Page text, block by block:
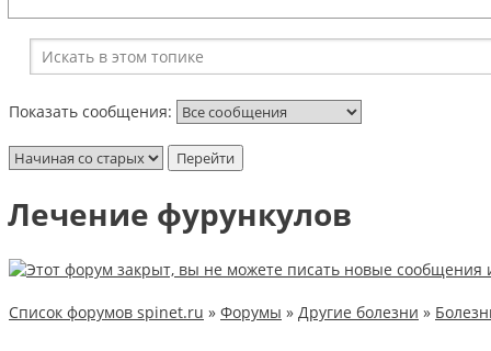
Показать сообщения:
Лечение фурункулов
Список форумов spinet.ru » Форумы » Другие болезни »